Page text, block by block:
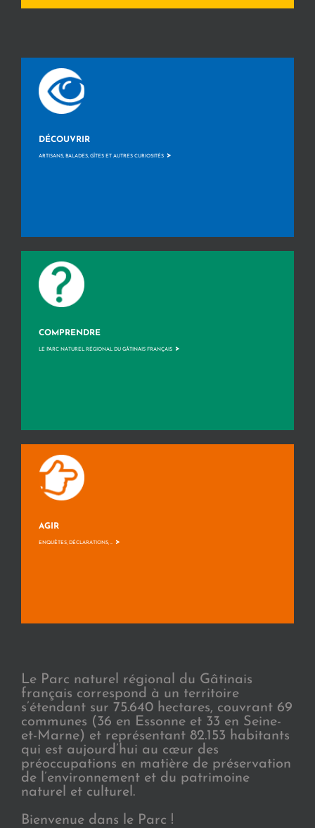
DÉCOUVRIR
ARTISANS, BALADES, GÎTES ET AUTRES CURIOSITÉS >
COMPRENDRE
LE PARC NATUREL RÉGIONAL DU GÂTINAIS FRANÇAIS >
AGIR
ENQUÊTES, DÉCLARATIONS, ... >
Le Parc naturel régional du Gâtinais
français correspond à un territoire
s’étendant sur 75.640 hectares, couvrant 69
communes (36 en Essonne et 33 en Seine-
et-Marne) et représentant 82.153 habitants
qui est aujourd’hui au cœur des
préoccupations en matière de préservation
de l’environnement et du patrimoine
naturel et culturel.
Bienvenue dans le Parc !